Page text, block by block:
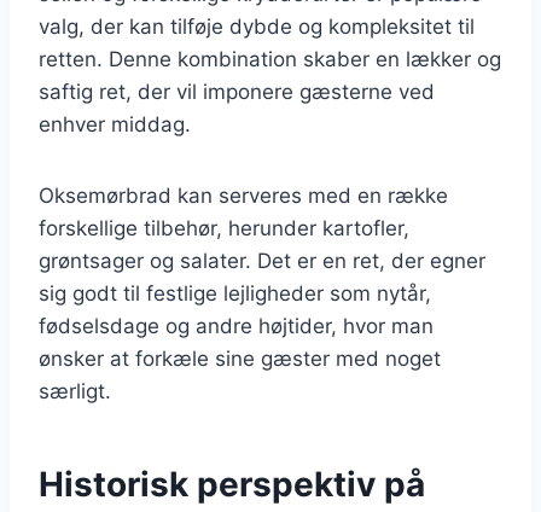
valg, der kan tilføje dybde og kompleksitet til
retten. Denne kombination skaber en lækker og
saftig ret, der vil imponere gæsterne ved
enhver middag.
Oksemørbrad kan serveres med en række
forskellige tilbehør, herunder kartofler,
grøntsager og salater. Det er en ret, der egner
sig godt til festlige lejligheder som nytår,
fødselsdage og andre højtider, hvor man
ønsker at forkæle sine gæster med noget
særligt.
Historisk perspektiv på